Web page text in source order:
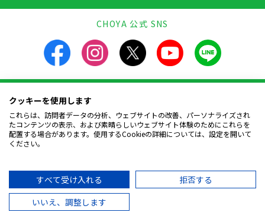
CHOYA 公式 SNS
飲酒は20歳になってから。飲酒運転は法律で禁止されています。
お酒は楽しく適量を。飲んだあとはリサイクルへ。
妊娠中や授乳期の飲酒は、胎児・幼児の発育に
悪影響を与えるおそれがあります。
All Rights Reserved.
クッキーを使用します
これらは、訪問者データの分析、ウェブサイトの改善、パーソナライズされ
たコンテンツの表示、および素晴らしいウェブサイト体験のためにこれらを
配置する場合があります。使用するCookieの詳細については、設定を開いて
ください。
すべて受け入れる
拒否する
いいえ、調整します